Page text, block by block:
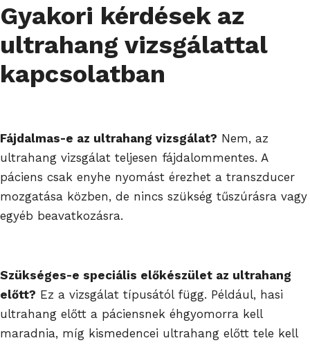
Gyakori kérdések az
ultrahang vizsgálattal
kapcsolatban
Fájdalmas-e az ultrahang vizsgálat? Nem, az
ultrahang vizsgálat teljesen fájdalommentes. A
páciens csak enyhe nyomást érezhet a transzducer
mozgatása közben, de nincs szükség tűszúrásra vagy
egyéb beavatkozásra.
Szükséges-e speciális előkészület az ultrahang
előtt? Ez a vizsgálat típusától függ. Például, hasi
ultrahang előtt a páciensnek éhgyomorra kell
maradnia, míg kismedencei ultrahang előtt tele kell